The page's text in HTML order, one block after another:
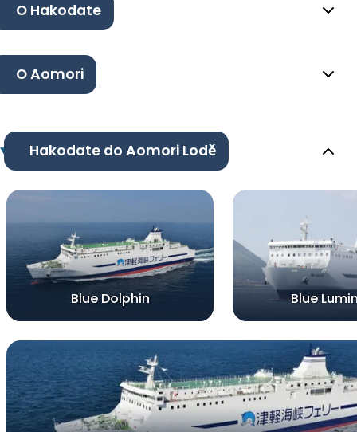
O Hakodate
O Aomori
Hakodate do Aomori Lodě
Blue Dolphin Blue